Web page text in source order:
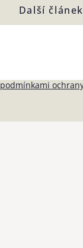
Další článek
podmínkami